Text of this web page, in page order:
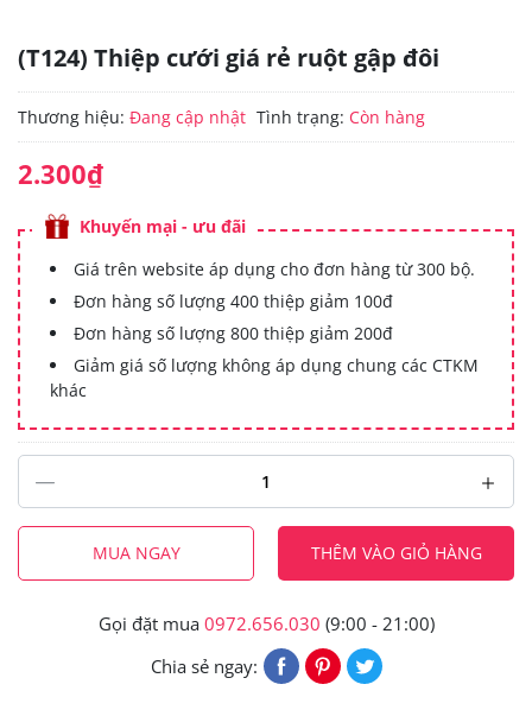
(T124) Thiệp cưới giá rẻ ruột gập đôi
Thương hiệu: Đang cập nhật Tình trạng: Còn hàng
2.300₫
Khuyến mại - ưu đãi
Giá trên website áp dụng cho đơn hàng từ 300 bộ.
Đơn hàng số lượng 400 thiệp giảm 100đ
Đơn hàng số lượng 800 thiệp giảm 200đ
Giảm giá số lượng không áp dụng chung các CTKM
khác
MUA NGAY THÊM VÀO GIỎ HÀNG
Gọi đặt mua 0972.656.030 (9:00 - 21:00)
Chia sẻ ngay: